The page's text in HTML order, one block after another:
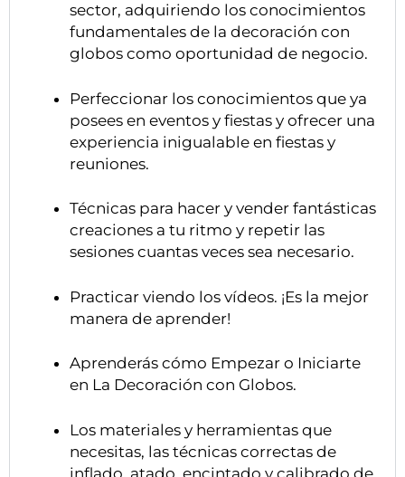
sector, adquiriendo los conocimientos
fundamentales de la decoración con
globos como oportunidad de negocio.
Perfeccionar los conocimientos que ya
posees en eventos y fiestas y ofrecer una
experiencia inigualable en fiestas y
reuniones.
Técnicas para hacer y vender fantásticas
creaciones a tu ritmo y repetir las
sesiones cuantas veces sea necesario.
Practicar viendo los vídeos. ¡Es la mejor
manera de aprender!
Aprenderás cómo Empezar o Iniciarte
en La Decoración con Globos.
Los materiales y herramientas que
necesitas, las técnicas correctas de
inflado, atado, encintado y calibrado de